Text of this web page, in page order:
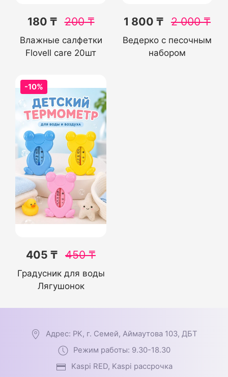
180 ₸ 200₸
Влажные салфетки
Flovell care 20шт
1 800 ₸ 2 000₸
Ведерко с песочным
набором
-10%
405 ₸ 450₸
Градусник для воды
Лягушонок
Адрес: РК, г. Семей, Аймаутова 103, ДБТ
Режим работы: 9.30-18.30
Kaspi RED, Kaspi рассрочка